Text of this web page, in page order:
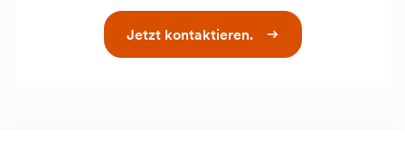
Jetzt kontaktieren.